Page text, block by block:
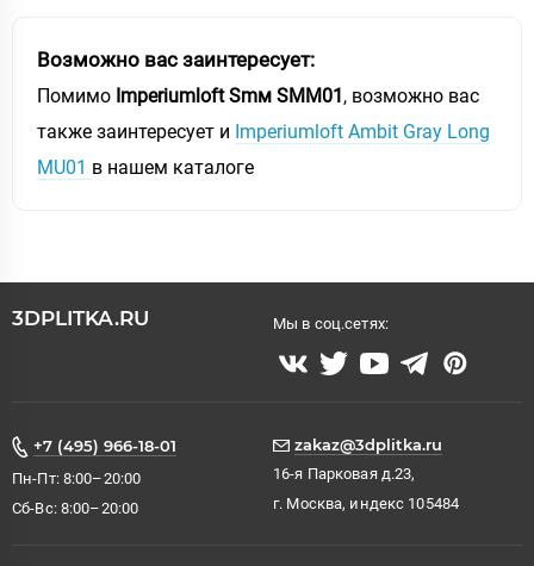
Возможно вас заинтересует:
Помимо Imperiumloft Smм SMM01, возможно вас
также заинтересует и Imperiumloft Ambit Gray Long
MU01 в нашем каталоге
3DPLITKA.RU Мы в соц.сетях:
+7 (495) 966-18-01
Пн-Пт: 8:00–20:00
Сб-Вс: 8:00–20:00
zakaz@3dplitka.ru
16-я Парковая д.23,
г. Москва, индекс 105484